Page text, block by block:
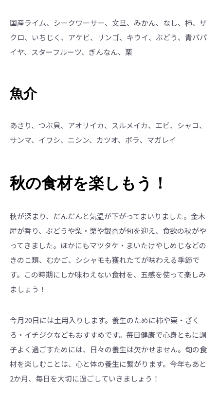
国産ライム、シークワーサー、文旦、みかん、なし、柿、ザ
クロ、いちじく、アケビ、リンゴ、キウイ、ぶどう、青パパ
イヤ、スターフルーツ、ぎんなん、栗
魚介
あさり、つぶ貝、アオリイカ、スルメイカ、エビ、シャコ、
サンマ、イワシ、ニシン、カツオ、ボラ、マガレイ
秋の食材を楽しもう！
秋が深まり、だんだんと気温が下がってまいりました。金木
犀が香り、ぶどうや梨・栗や銀杏が旬を迎え、食欲の秋がや
ってきました。ほかにもマツタケ・まいたけやしめじなどの
きのこ類、むかご、シシャモも獲れたてが味わえる季節で
す。この時期にしか味わえない食材を、五感を使って楽しみ
ましょう！
今月20日には土用入りします。養生のために柿や栗・ざく
ろ・イチジクなどもおすすめです。毎日健康で心身ともに調
子よく過ごすためには、日々の養生は欠かせません。旬の食
材を楽しむことは、心と体の養生に繋がります。今年もあと
2か月、毎日を大切に過ごしていきましょう！